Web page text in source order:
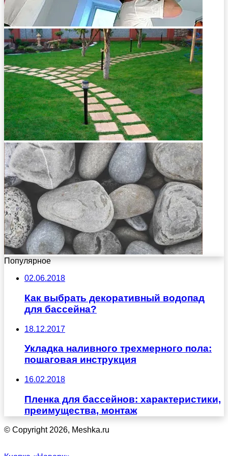
Популярное
02.06.2018
Как выбрать декоративный водопад
для бассейна?
18.12.2017
Укладка наливного трехмерного пола:
пошаговая инструкция
16.02.2018
Пленка для бассейнов: характеристики,
преимущества, монтаж
© Copyright 2026, Meshka.ru